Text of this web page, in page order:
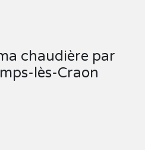
chaudière par
lès-Craon